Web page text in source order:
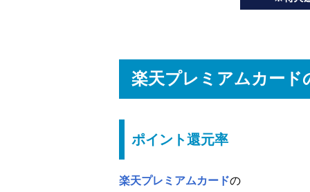
楽天プレミアムカード
ポイント還元率
楽天プレミアムカードの